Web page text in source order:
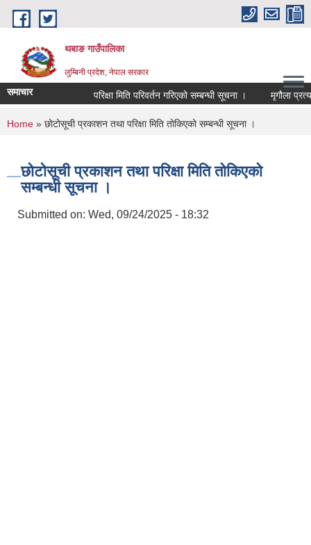
Skip to main content
थबाङ गाउँपालिका
लुम्बिनी प्रदेश, नेपाल सरकार
समाचार परिक्षा मिति परिवर्तन गरिएको सम्बन्धी सूचना । मृगौला
You are here
Home » छोटोसूची प्रकाशन तथा परिक्षा मिति तोकिएको सम्बन्धी सूचना ।
छोटोसूची प्रकाशन तथा परिक्षा मिति तोकिएको
सम्बन्धी सूचना ।
Submitted on: Wed, 09/24/2025 - 18:32